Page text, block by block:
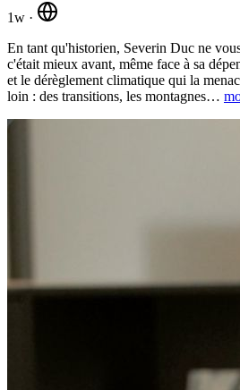
1w ·
En tant qu'historien, Severin Duc ne
c'était mieux avant, même face à sa
et le dérèglement climatique qui la
loin : des transitions, les montagnes…